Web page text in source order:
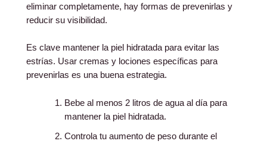
eliminar completamente, hay formas de prevenirlas y
reducir su visibilidad.
Es clave mantener la piel hidratada para evitar las
estrías. Usar cremas y lociones específicas para
prevenirlas es una buena estrategia.
Bebe al menos 2 litros de agua al día para
mantener la piel hidratada.
Controla tu aumento de peso durante el